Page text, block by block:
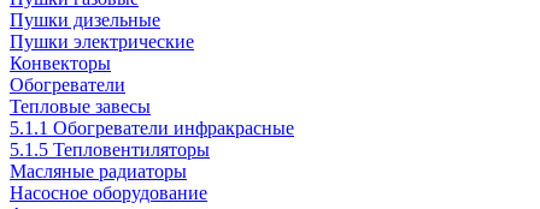
Пушки дизельные
Пушки электрические
Конвекторы
Обогреватели
Тепловые завесы
5.1.1 Обогреватели инфракрасные
5.1.5 Тепловентиляторы
Масляные радиаторы
Насосное оборудование